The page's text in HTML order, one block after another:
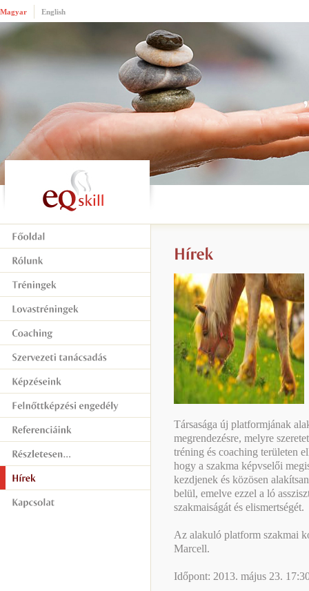
Magyar English
Társasága új platformjának
megrendezésre, melyre
tréning és coaching területen
hogy a szakma képvselői
kezdjenek és közösen
belül, emelve ezzel a ló
szakmaiságát és elismertségét.
Az alakuló platform szakmai
Marcell.
Időpont: 2013. május 23.